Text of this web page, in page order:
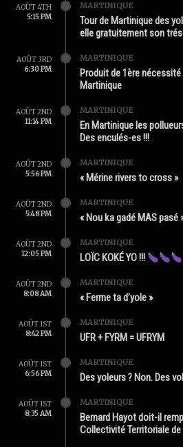
AOÛT 4TH
5:15 PM
MARTINIQUE
Tour de Martinique des
elle gratuitement son
AOÛT 3RD
6:30 PM
MARTINIQUE
Produit de 1ère
Martinique
AOÛT 2ND
11:14 PM
MARTINIQUE
En Martinique les
Des enculés-es !!!
AOÛT 2ND
5:56 PM
MARTINIQUE
« Mérine rivers to cross »
AOÛT 2ND
5:48 PM
MARTINIQUE
« Nou ka gadé MAS pasé
AOÛT 2ND
12:05 PM
MARTINIQUE
LOÏC KOKÉ YO !!!
AOÛT 2ND
8:08 AM
MARTINIQUE
« Ferme ta d’yole »
AOÛT 1ST
8:42 PM
MARTINIQUE
UFR + FYRM = UFRYM
AOÛT 1ST
6:56 PM
MARTINIQUE
Des yoleurs ? Non. Des
AOÛT 1ST
8:35 AM
MARTINIQUE
Bernard Hayot doit-il
Collectivité Territoriale de